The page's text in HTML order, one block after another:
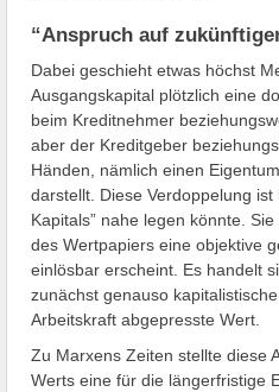
“Anspruch auf
Dabei geschieht etwas höchst
Ausgangskapital plötzlich eine
beim Kreditnehmer
aber der Kreditgeber
Händen, nämlich einen
darstellt. Diese Verdoppelung
Kapitals” nahe legen könnte.
des Wertpapiers eine objektive
einlösbar erscheint. Es handelt
zunächst genauso
Arbeitskraft abgepresste Wert.
Zu Marxens Zeiten stellte diese
Werts eine für die längerfristige